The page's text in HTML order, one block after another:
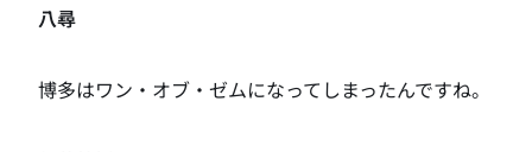
八尋
博多はワン・オブ・ゼムになってしまったんですね。